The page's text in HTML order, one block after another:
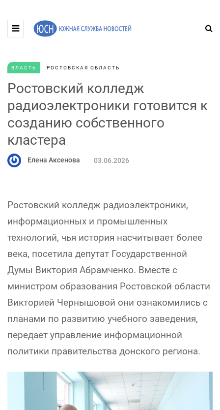
ВЛАСТЬ РОСТОВСКАЯ ОБЛАСТЬ
Ростовский колледж
радиоэлектроники готовится к
созданию собственного
кластера
Елена Аксенова 03.06.2026
Ростовский колледж радиоэлектроники,
информационных и промышленных
технологий, чья история насчитывает более
века, посетила депутат Государственной
Думы Виктория Абрамченко. Вместе с
министром образования Ростовской области
Викторией Чернышовой они ознакомились с
планами по развитию учебного заведения,
передает управление информационной
политики правительства донского региона.